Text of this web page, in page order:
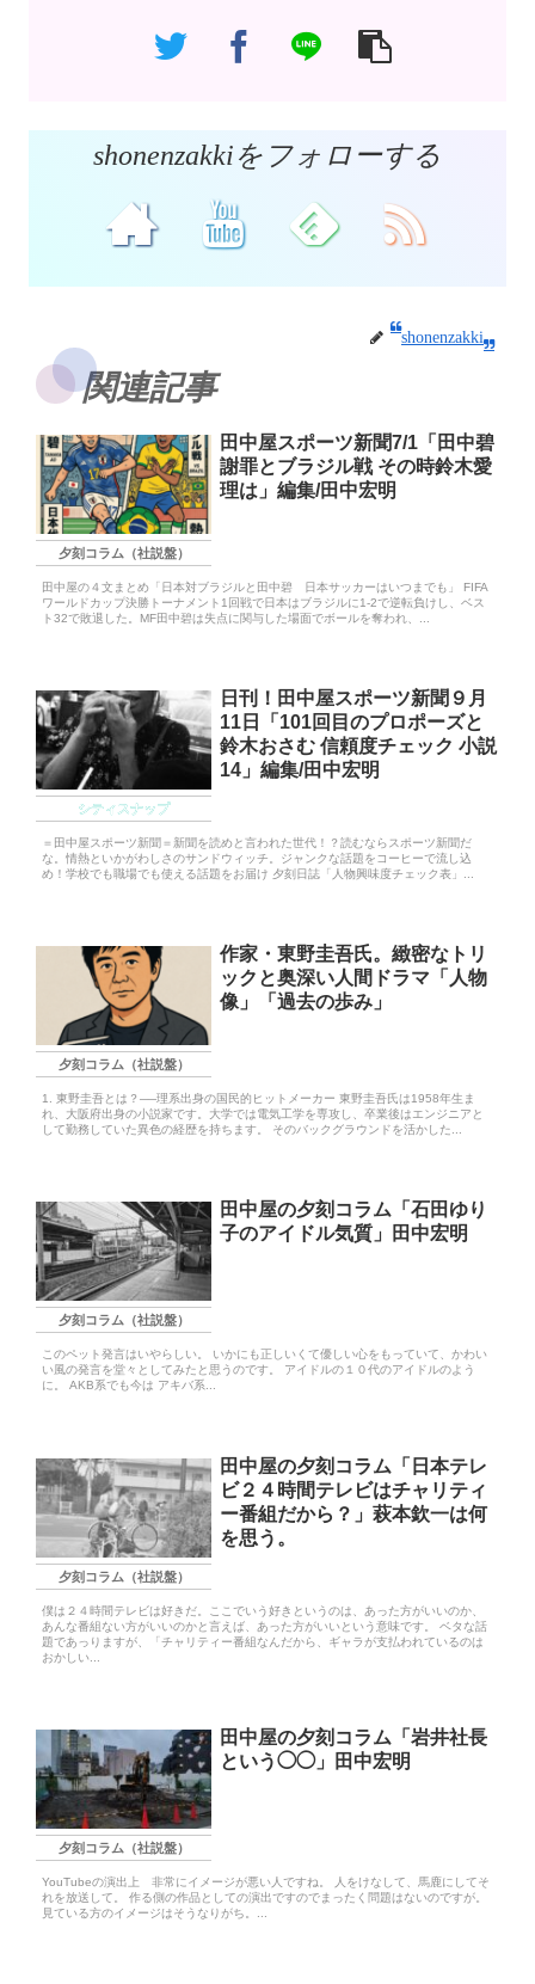
shonenzakkiをフォローする
shonenzakki
関連記事
夕刻コラム（社説盤）
田中屋スポーツ新聞7/1「田中碧
謝罪とブラジル戦 その時鈴木愛
理は」編集/田中宏明
田中屋の４文まとめ「日本対ブラジルと田中碧 日本サッカーはいつまでも」 FIFA
ワールドカップ決勝トーナメント1回戦で日本はブラジルに1-2で逆転負けし、ベス
ト32で敗退した。MF田中碧は失点に関与した場面でボールを奪われ、...
シティスナップ
日刊！田中屋スポーツ新聞９月
11日「101回目のプロポーズと
鈴木おさむ 信頼度チェック 小説
14」編集/田中宏明
＝田中屋スポーツ新聞＝新聞を読めと言われた世代！？読むならスポーツ新聞だ
な。情熱といかがわしさのサンドウィッチ。ジャンクな話題をコーヒーで流し込
め！学校でも職場でも使える話題をお届け 夕刻日誌「人物興味度チェック表」...
夕刻コラム（社説盤）
作家・東野圭吾氏。緻密なトリ
ックと奥深い人間ドラマ「人物
像」「過去の歩み」
1. 東野圭吾とは？──理系出身の国民的ヒットメーカー 東野圭吾氏は1958年生ま
れ、大阪府出身の小説家です。大学では電気工学を専攻し、卒業後はエンジニアと
して勤務していた異色の経歴を持ちます。 そのバックグラウンドを活かした...
夕刻コラム（社説盤）
田中屋の夕刻コラム「石田ゆり
子のアイドル気質」田中宏明
このペット発言はいやらしい。 いかにも正しいくて優しい心をもっていて、かわい
い風の発言を堂々としてみたと思うのです。 アイドルの１０代のアイドルのよう
に。 AKB系でも今は アキバ系...
夕刻コラム（社説盤）
田中屋の夕刻コラム「日本テレ
ビ２４時間テレビはチャリティ
ー番組だから？」萩本欽一は何
を思う。
僕は２４時間テレビは好きだ。ここでいう好きというのは、あった方がいいのか、
あんな番組ない方がいいのかと言えば、あった方がいいという意味です。 ベタな話
題であっりますが、「チャリティー番組なんだから、ギャラが支払われているのは
おかしい...
夕刻コラム（社説盤）
田中屋の夕刻コラム「岩井社長
という◯◯」田中宏明
YouTubeの演出上 非常にイメージが悪い人ですね。 人をけなして、馬鹿にしてそ
れを放送して。 作る側の作品としての演出ですのでまったく問題はないのですが。
見ている方のイメージはそうなりがち。...